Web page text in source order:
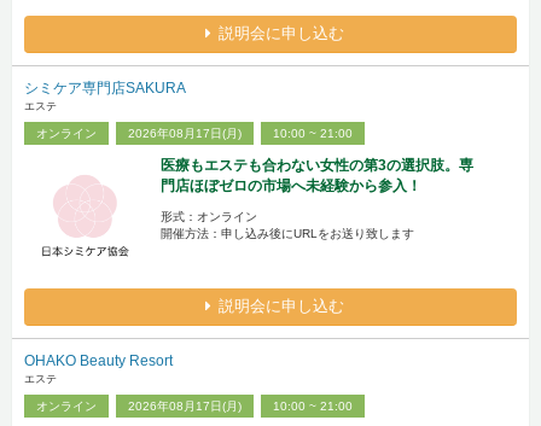
説明会に申し込む
シミケア専門店SAKURA
エステ
オンライン 2026年08月17日(月) 10:00 ~ 21:00
医療もエステも合わない女性の第3の選択肢。専
門店ほぼゼロの市場へ未経験から参入！
形式：オンライン
開催方法：申し込み後にURLをお送り致します
説明会に申し込む
OHAKO Beauty Resort
エステ
オンライン 2026年08月17日(月) 10:00 ~ 21:00